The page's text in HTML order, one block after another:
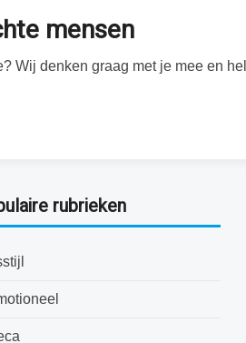
mensen
Wij denken graag met je mee en
rubrieken